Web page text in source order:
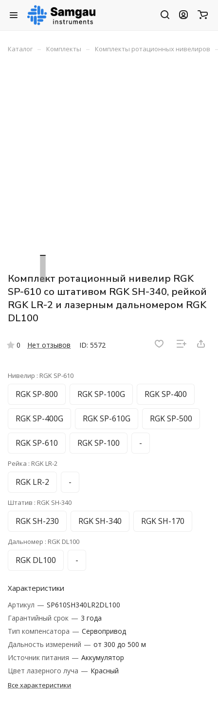
Каталог – Комплекты – Комплекты ротационных нивелиров
Комплект ротационный нивелир RGK
SP-610 со штативом RGK SH-340, рейкой
RGK LR-2 и лазерным дальномером RGK
DL100
0 Нет отзывов ID: 5572
Нивелир : RGK SP-610
RGK SP-800 RGK SP-100G RGK SP-400
RGK SP-400G RGK SP-610G RGK SP-500
RGK SP-610 RGK SP-100 -
Рейка : RGK LR-2
RGK LR-2 -
Штатив : RGK SH-340
RGK SH-230 RGK SH-340 RGK SH-170
Дальномер : RGK DL100
RGK DL100 -
Характеристики
Артикул — SP610SH340LR2DL100
Гарантийный срок — 3 года
Тип компенсатора — Сервопривод
Дальность измерений — от 300 до 500 м
Источник питания — Аккумулятор
Цвет лазерного луча — Красный
Все характеристики